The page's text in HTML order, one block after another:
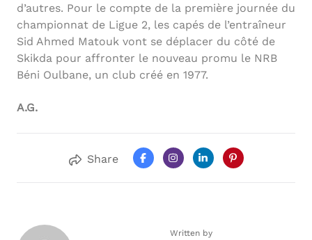
d’autres. Pour le compte de la première journée du
championnat de Ligue 2, les capés de l’entraîneur
Sid Ahmed Matouk vont se déplacer du côté de
Skikda pour affronter le nouveau promu le NRB
Béni Oulbane, un club créé en 1977.
A.G.
Share
Written by